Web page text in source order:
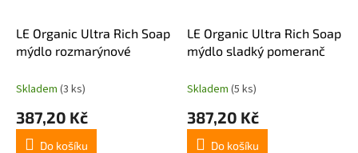
LE Organic Ultra Rich Soap
mýdlo rozmarýnové
Skladem (3 ks)
387,20 Kč
Do košíku
LE Organic Ultra Rich Soap
mýdlo sladký pomeranč
Skladem (5 ks)
387,20 Kč
Do košíku